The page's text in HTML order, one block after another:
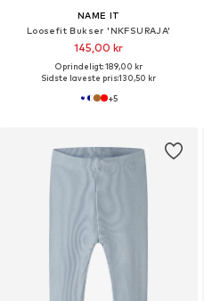
NAME IT
Loosefit Bukser 'NKFSURAJA'
145,00 kr
Oprindeligt: 189,00 kr
Sidste laveste pris:130,50 kr
+5